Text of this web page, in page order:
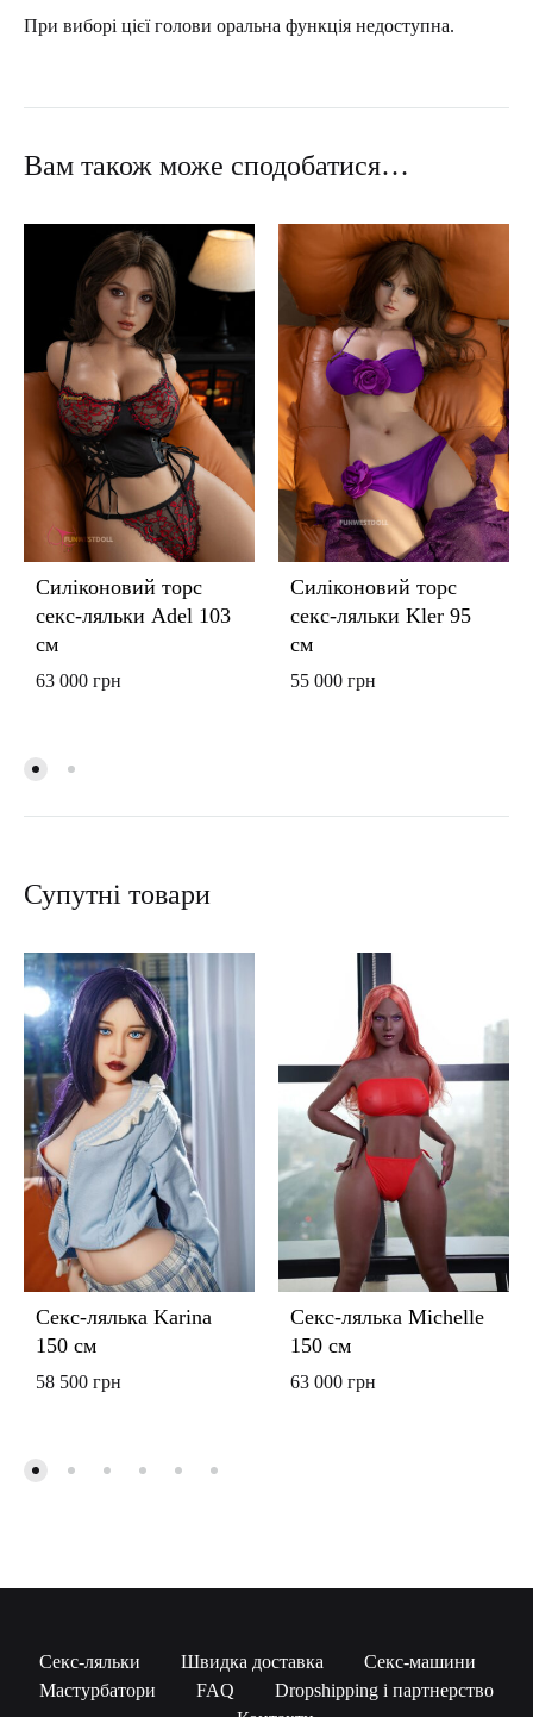
При виборі цієї голови оральна функція недоступна.
Вам також може сподобатися…
Силіконовий торс
секс-ляльки Adel 103
см
63 000 грн
Силіконовий торс
секс-ляльки Kler 95
см
55 000 грн
Супутні товари
Секс-лялька Karina
150 см
58 500 грн
Секс-лялька Michelle
150 см
63 000 грн
UAH
Секс-ляльки Швидка доставка
Секс-машини
Мастурбатори
FAQ
Dropshipping і партнерство